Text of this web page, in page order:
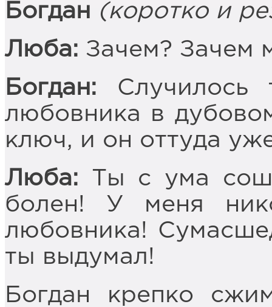
Богдан (коротко и
Люба: Зачем? Зачем
Богдан:
любовника в
ключ, и он оттуда
Люба: Ты с ума
болен! У меня
любовника!
ты выдумал!
Богдан крепко